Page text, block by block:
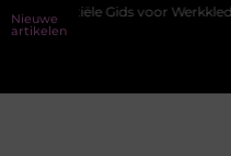
Nieuwe
artikelen
Werkkleding in Purmerend